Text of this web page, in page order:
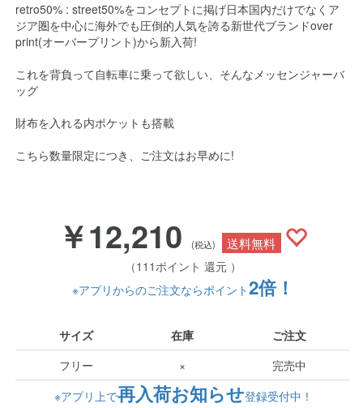
retro50% : street50%をコンセプトに掲げ日本国内だけでなくア
ジア圏を中心に海外でも圧倒的人気を誇る新世代ブランドover
print(オーバープリント)から新入荷!
これを背負って自転車に乗って欲しい、そんなメッセンジャーバ
ッグ
財布を入れる内ポケットも搭載
こちら数量限定につき、ご注文はお早めに!
￥12,210 (税込) 送料無料
（111ポイント 還元 ）
※アプリからのご注文ならポイント2倍！
サイズ 在庫
ご注文
フリー
×
完売中
※アプリ上で再入荷お知らせ登録受付中！